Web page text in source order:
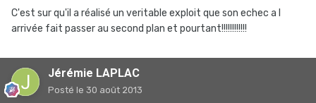
C'est sur qu'il a réalisé un veritable exploit que son echec a l
arrivée fait passer au second plan et pourtant!!!!!!!!!!!!
Jérémie LAPLAC
Posté le 30 août 2013